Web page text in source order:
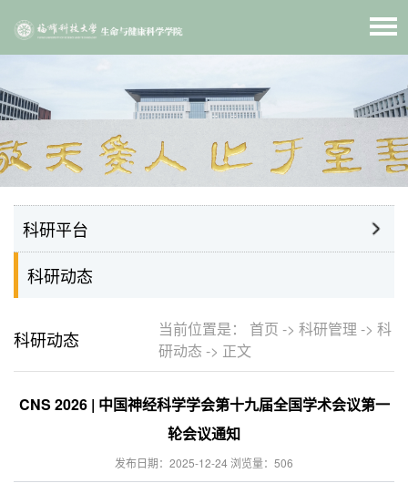
科研平台
科研动态
科研动态 当前位置是： 首页 -> 科研管理 -> 科
研动态 -> 正文
CNS 2026 | 中国神经科学学会第十九届全国学术会议第一
轮会议通知
发布日期：2025-12-24 浏览量： 506